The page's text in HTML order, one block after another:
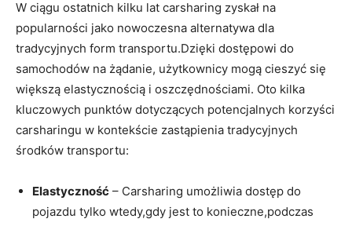
W ciągu ostatnich kilku lat carsharing zyskał na
popularności jako nowoczesna alternatywa dla
tradycyjnych form transportu.Dzięki dostępowi do
samochodów na żądanie, użytkownicy mogą cieszyć się
większą elastycznością i oszczędnościami. Oto kilka
kluczowych punktów dotyczących potencjalnych korzyści
carsharingu w kontekście zastąpienia tradycyjnych
środków transportu:
Elastyczność – Carsharing umożliwia dostęp do
pojazdu tylko wtedy,gdy jest to konieczne,podczas